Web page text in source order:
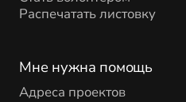
Распечатать листовку
Мне нужна помощь
Адреса проектов